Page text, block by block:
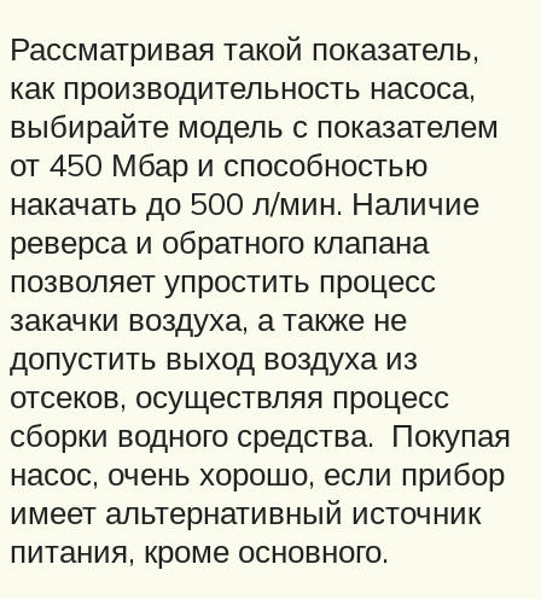
Рассматривая такой показатель,
как производительность насоса,
выбирайте модель с показателем
от 450 Мбар и способностью
накачать до 500 л/мин. Наличие
реверса и обратного клапана
позволяет упростить процесс
закачки воздуха, а также не
допустить выход воздуха из
отсеков, осуществляя процесс
сборки водного средства. Покупая
насос, очень хорошо, если прибор
имеет альтернативный источник
питания, кроме основного.